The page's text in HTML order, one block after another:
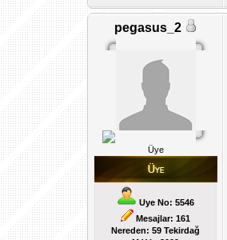
pegasus_2
Üye
Uye No: 5546
Mesajlar: 161
Nereden: 59 Tekirdağ